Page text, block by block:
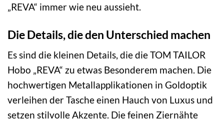
„REVA“ immer wie neu aussieht.
Die Details, die den Unterschied machen
Es sind die kleinen Details, die die TOM TAILOR
Hobo „REVA“ zu etwas Besonderem machen. Die
hochwertigen Metallapplikationen in Goldoptik
verleihen der Tasche einen Hauch von Luxus und
setzen stilvolle Akzente. Die feinen Ziernähte